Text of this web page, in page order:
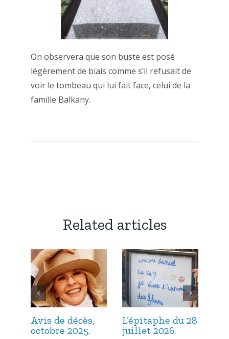
On observera que son buste est posé
légèrement de biais comme s’il refusait de
voir le tombeau qui lui fait face, celui de la
famille Balkany.
Related articles
Avis de décès,
octobre 2025.
L’épitaphe du 28
juillet 2026.